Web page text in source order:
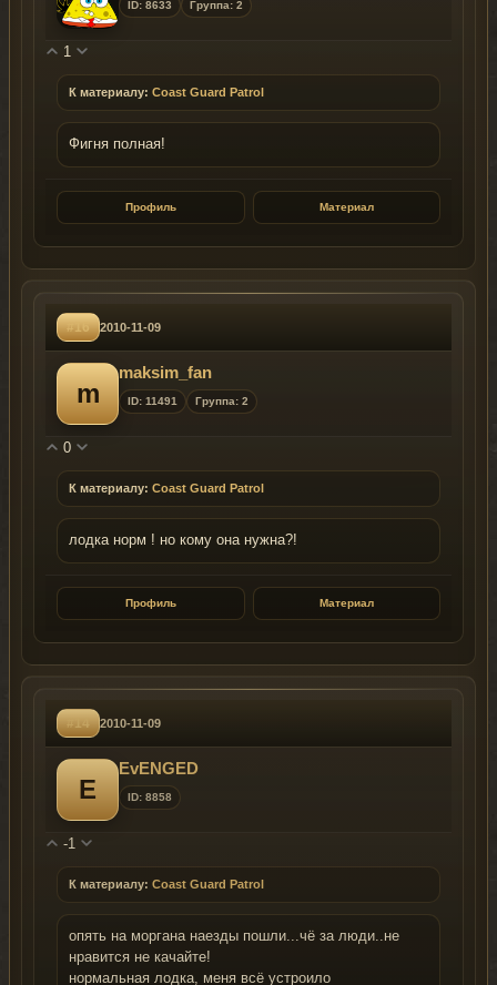
ID: 8633 Группа: 2
1
К материалу: Coast Guard Patrol
Фигня полная!
Профиль Материал
#16 2010-11-09
m
maksim_fan
ID: 11491 Группа: 2
0
К материалу: Coast Guard Patrol
лодка норм ! но кому она нужна?!
Профиль Материал
#14 2010-11-09
E
EvENGED
ID: 8858
-1
К материалу: Coast Guard Patrol
опять на моргана наезды пошли...чё за люди..не
нравится не качайте!
нормальная лодка, меня всё устроило